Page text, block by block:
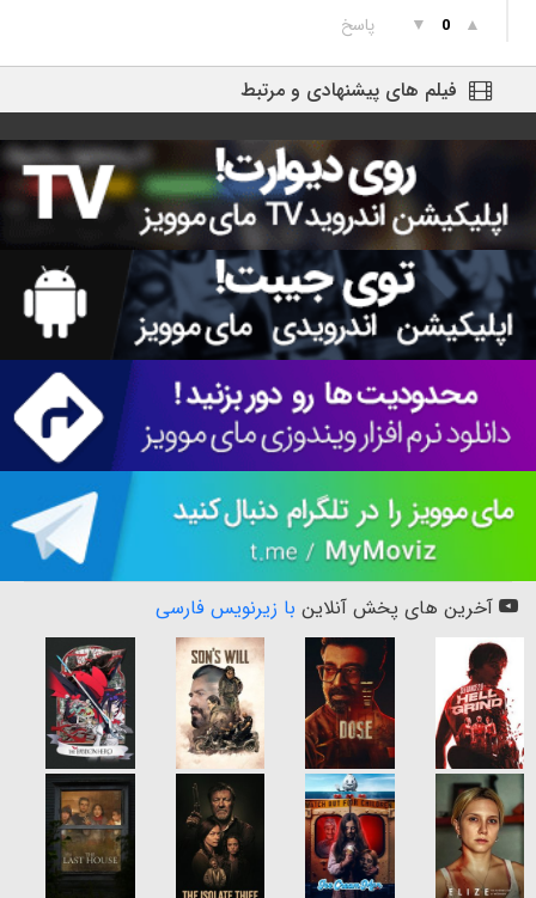
▲
0
▼ پاسخ
فیلم های پیشنهادی و مرتبط
آخرین های پخش آنلاین با زیرنویس فارسی